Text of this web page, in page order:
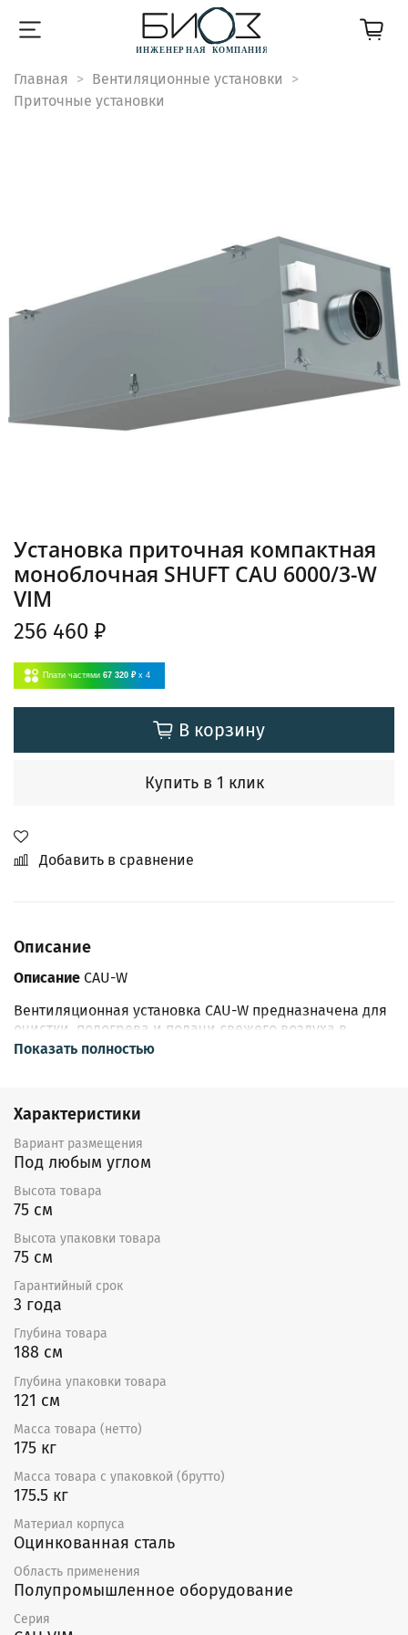
Главная
Вентиляционные установки
Приточные установки
Установка приточная компактная
моноблочная SHUFT CAU 6000/3-W
VIM
256 460 ₽
Плати частями 67 320 ₽ x 4
В корзину
Купить в 1 клик
Добавить в сравнение
Описание
Описание CAU-W
Вентиляционная установка CAU-W предназначена для
очистки, подогрева и подачи свежего воздуха в
жилые, общественные и производственные
оцинкованной стали (толщина изоляции – 50 мм).
Установку можно монтировать непосредственно в
обслуживаемом помещении, в т.ч. за подвесным
потолком.
Конструкция
Приточная установка оснащена фильтром класса EU5.
В ней используется водяной нагреватель с
теплообменником. Все вентиляторы оборудованы
крыльчаткой с назад загнутыми лопатками и
асинхронным двигателем с внешним ротором. Защита
двигателя вентилятора осуществляется
термоконтактами, требующими подключения
теплоносителя может использоваться как вода, так и
незамерзающая смесь.
Рекомендуемая структура и состав вентиляции
Входит в состав поставляемого устройства:
Сменные фильтры FR-CAU;
Приточный вентилятор;
Нагреватель.
Используется как принадлежность:
Решетки PG, PGC, SA;
Показать полностью
Характеристики
Вариант размещения
Под любым углом
Высота товара
75 см
Высота упаковки товара
75 см
Гарантийный срок
3 года
Глубина товара
188 см
Глубина упаковки товара
121 см
Масса товара (нетто)
175 кг
Масса товара с упаковкой (брутто)
175.5 кг
Материал корпуса
Оцинкованная сталь
Область применения
Полупромышленное оборудование
Серия